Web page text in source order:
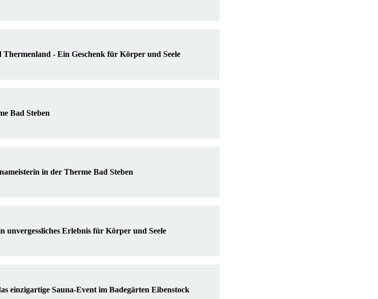
- Ein Geschenk für Körper und Seele
Bad Steben
in der Therme Bad Steben
unvergessliches Erlebnis für Körper und Seele
einzigartige Sauna-Event im Badegärten Eibenstock